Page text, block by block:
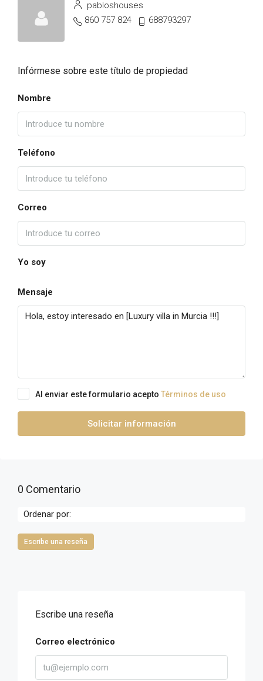
pabloshouses
860 757 824
688793297
Infórmese sobre este título de propiedad
Nombre
Teléfono
Correo
Yo soy
Mensaje
Al enviar este formulario acepto Términos de uso
Solicitar información
0 Comentario
Ordenar por:
Escribe una reseña
Escribe una reseña
Correo electrónico